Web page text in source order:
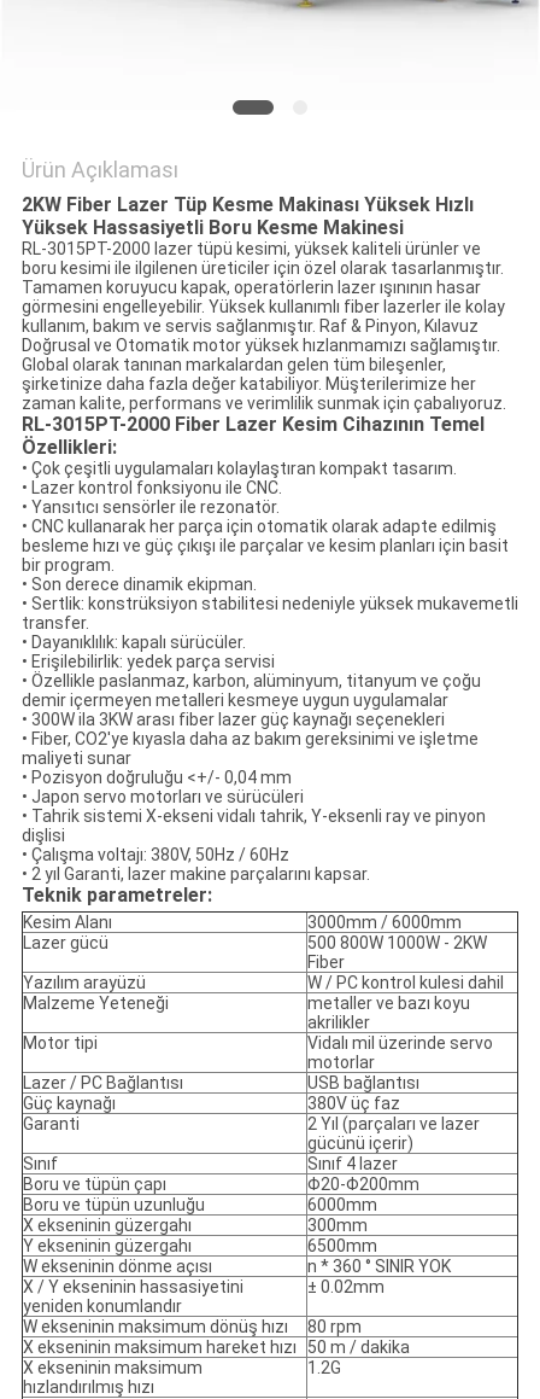
Ürün Açıklaması
2KW Fiber Lazer Tüp Kesme Makinası Yüksek Hızlı
Yüksek Hassasiyetli Boru Kesme Makinesi
RL-3015PT-2000 lazer tüpü kesimi, yüksek kaliteli ürünler ve
boru kesimi ile ilgilenen üreticiler için özel olarak tasarlanmıştır.
Tamamen koruyucu kapak, operatörlerin lazer ışınının hasar
görmesini engelleyebilir. Yüksek kullanımlı fiber lazerler ile kolay
kullanım, bakım ve servis sağlanmıştır. Raf & Pinyon, Kılavuz
Doğrusal ve Otomatik motor yüksek hızlanmamızı sağlamıştır.
Global olarak tanınan markalardan gelen tüm bileşenler,
şirketinize daha fazla değer katabiliyor. Müşterilerimize her
zaman kalite, performans ve verimlilik sunmak için çabalıyoruz.
RL-3015PT-2000 Fiber Lazer Kesim Cihazının Temel
Özellikleri:
• Çok çeşitli uygulamaları kolaylaştıran kompakt tasarım.
• Lazer kontrol fonksiyonu ile CNC.
• Yansıtıcı sensörler ile rezonatör.
• CNC kullanarak her parça için otomatik olarak adapte edilmiş
besleme hızı ve güç çıkışı ile parçalar ve kesim planları için basit
bir program.
• Son derece dinamik ekipman.
• Sertlik: konstrüksiyon stabilitesi nedeniyle yüksek mukavemetli
transfer.
• Dayanıklılık: kapalı sürücüler.
• Erişilebilirlik: yedek parça servisi
• Özellikle paslanmaz, karbon, alüminyum, titanyum ve çoğu
demir içermeyen metalleri kesmeye uygun uygulamalar
• 300W ila 3KW arası fiber lazer güç kaynağı seçenekleri
• Fiber, CO2'ye kıyasla daha az bakım gereksinimi ve işletme
maliyeti sunar
• Pozisyon doğruluğu <+/- 0,04 mm
• Japon servo motorları ve sürücüleri
• Tahrik sistemi X-ekseni vidalı tahrik, Y-eksenli ray ve pinyon
dişlisi
• Çalışma voltajı: 380V, 50Hz / 60Hz
• 2 yıl Garanti, lazer makine parçalarını kapsar.
Teknik parametreler:
Kesim Alanı
3000mm / 6000mm
Lazer gücü
500 800W 1000W - 2KW
Fiber
Yazılım arayüzü
W / PC kontrol kulesi dahil
Malzeme Yeteneği
metaller ve bazı koyu
akrilikler
Motor tipi
Vidalı mil üzerinde servo
motorlar
Lazer / PC Bağlantısı
USB bağlantısı
Güç kaynağı
380V üç faz
Garanti
2 Yıl (parçaları ve lazer
gücünü içerir)
Sınıf
Sınıf 4 lazer
Boru ve tüpün çapı
Φ20-Φ200mm
Boru ve tüpün uzunluğu
6000mm
X ekseninin güzergahı
300mm
Y ekseninin güzergahı
6500mm
W ekseninin dönme açısı
n * 360 ° SINIR YOK
X / Y ekseninin hassasiyetini
yeniden konumlandır
± 0.02mm
W ekseninin maksimum dönüş hızı
80 rpm
X ekseninin maksimum hareket hızı
50 m / dakika
X ekseninin maksimum
hızlandırılmış hızı
1.2G